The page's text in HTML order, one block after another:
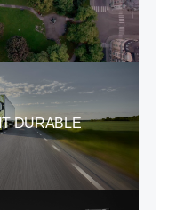
DURABLE